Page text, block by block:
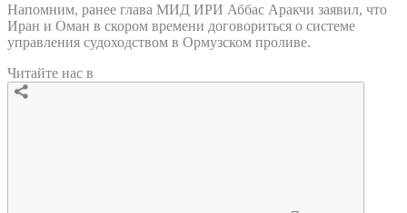
Напомним, ранее глава МИД ИРИ Аббас Аракчи заявил, что
Иран и Оман в скором времени договориться о системе
управления судоходством в Ормузском проливе.
Читайте нас в